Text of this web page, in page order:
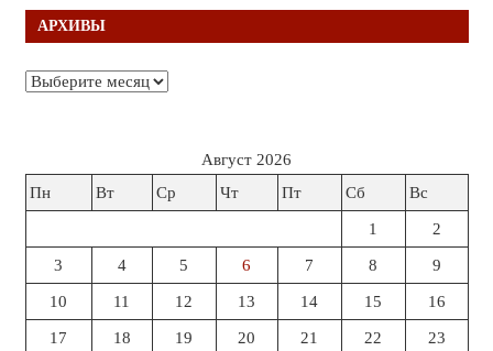
АРХИВЫ
Архивы
Август 2026
Пн
Вт Ср Чт Пт Сб Вс
1 2
3 4 5 6 7 8 9
10 11 12 13 14 15 16
17 18 19 20 21 22 23